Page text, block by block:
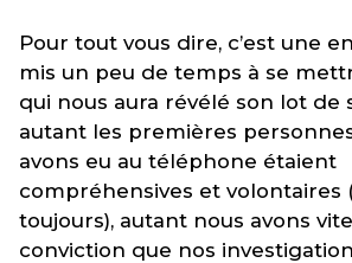
Pour tout vous dire, c’est une
mis un peu de temps à se
qui nous aura révélé son lot de
autant les premières
avons eu au téléphone étaient
compréhensives et volontaires
toujours), autant nous avons
conviction que nos